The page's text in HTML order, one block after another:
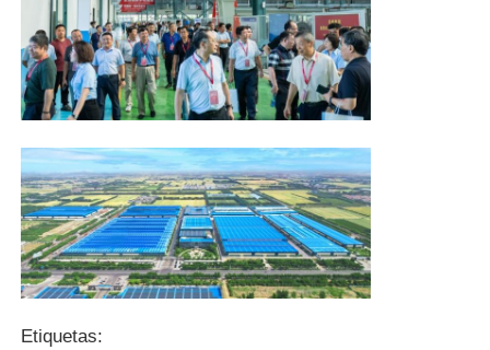
Estructura de acero de varios pisos
Estructura de acero industrial
Edificio Público de Acero
Estructura de acero comercial
Etiquetas: